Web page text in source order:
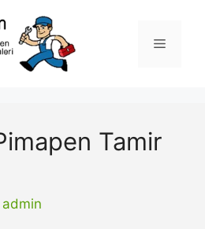
Menü
Tamir
admin